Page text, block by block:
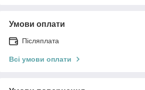
Умови оплати
Післяплата
Всі умови оплати